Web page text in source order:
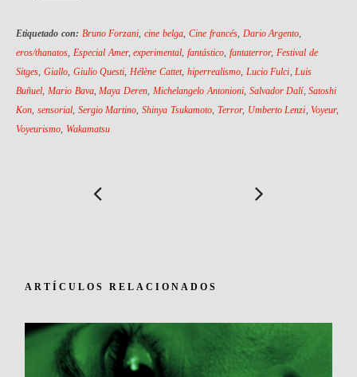
Etiquetado con: Bruno Forzani,cine belga, Cine francés, Dario Argento,
eros/thanatos, Especial Amer,experimental,fantástico,fantaterror, Festival de
Sitges, Giallo, Giulio Questi,Hélène Cattet, hiperrealismo, Lucio Fulci,Luis
Buñuel, Mario Bava,Maya Deren,Michelangelo Antonioni, Salvador Dalí,Satoshi
Kon, sensorial, Sergio Martino,Shinya Tsukamoto, Terror, Umberto Lenzi,Voyeur,
Voyeurismo, Wakamatsu
ARTÍCULOS RELACIONADOS